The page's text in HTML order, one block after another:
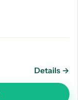
Details →